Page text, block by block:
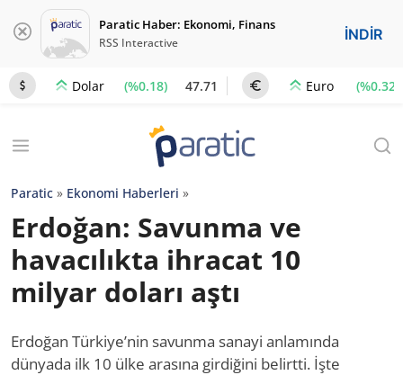
Paratic Haber: Ekonomi, Finans
RSS Interactive İNDİR
Dolar (%0.18) 47.71 Euro (%0.32)
Paratic » Ekonomi Haberleri »
Erdoğan: Savunma ve
havacılıkta ihracat 10
milyar doları aştı
Erdoğan Türkiye’nin savunma sanayi anlamında
dünyada ilk 10 ülke arasına girdiğini belirtti. İşte